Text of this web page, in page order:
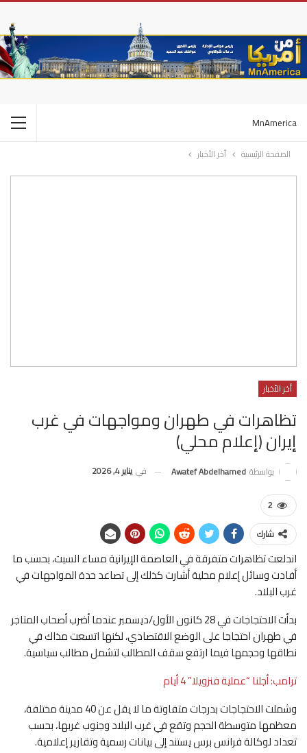
MnAmerica
الصفحة الرئيسية أخر الأخبار
أخر الأخبار
تظاهرات في طهران ومواجهات في غرب
إيران (إعلام محلي)
بواسطة Awatef Abdelhamed في يناير 4, 2026
2
شارك
اندلعت تظاهرات متفرقة في العاصمة الإيرانية مساء السبت، بحسب ما
أفادت وسائل إعلام محلية أشارت كذلك إلى تصاعد حدة المواجهات في
غرب البلاد.
بدأت الاحتجاجات في 28 كانون الأول/ديسمبر عندما أضرب أصحاب المتاجر
في طهران احتجاجا على الوضع الاقتصادي، لكنها اتسعت مذاك في
نطاقها وحجمها فيما ارتفع سقف المطالب لتشمل مطالب سياسية.
ترامب: أجلنا “عملية فنزويلا” 4 أيام
وشملت الاحتجاجات بدرجات متفاوتة ما لا يقل عن 40 مدينة مختلفة،
معظمها متوسطة الحجم وتقع في غرب البلاد وجنوب غربها، بحسب
تعداد لوكالة فرانس برس يستند إلى بيانات رسمية وتقارير إعلامية.